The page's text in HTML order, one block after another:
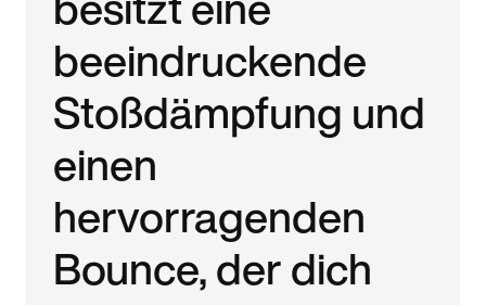
beeindruckende
Stoßdämpfung und
einen
hervorragenden
Bounce, der dich